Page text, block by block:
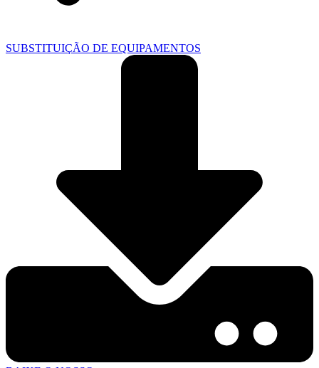
SUBSTITUIÇÃO DE EQUIPAMENTOS